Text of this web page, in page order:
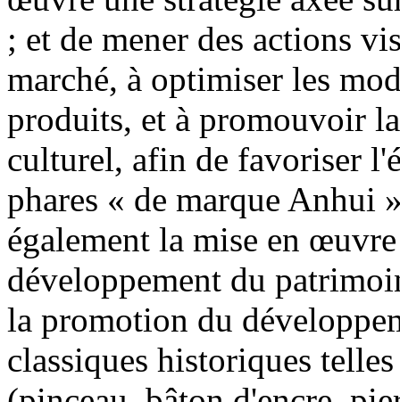
; et de mener des actions
marché, à optimiser les
produits, et à promouvoir
culturel, afin de favoriser
phares « de marque Anhui
également la mise en
développement du
la promotion du
classiques historiques